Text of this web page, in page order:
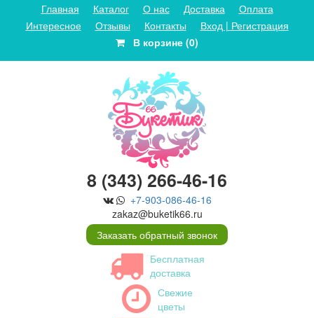
Главная Каталог О нас Доставка
Оплата
Интересное
Отзывы Контакты
Вход | Регистрация
В корзине (0)
8 (343) 266-46-16
+7-903-086-46-16
zakaz@buketik66.ru
Заказать обратный звонок
Бесплатная
доставка
Свежие
цветы